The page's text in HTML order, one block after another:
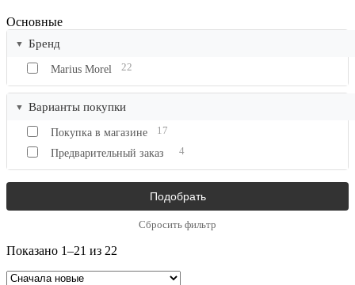
Основные
Бренд
Marius Morel 22
Варианты покупки
Покупка в магазине
17
Предварительный заказ
4
Сбросить фильтр
Показано 1–21 из 22